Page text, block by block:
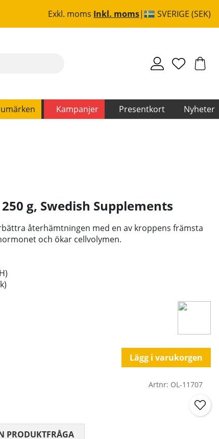
Exkl. moms Inkl. moms SVERIGE (SEK)
Kampanjer Presentkort Nyheter
g, Swedish Supplements
återhämtningen med en av kroppens främsta
och ökar cellvolymen.
Lägg i varukorgen
Artnr: OL-11707
AV 5 ANTAL BETYG 0
PRODUKTFRÅGA